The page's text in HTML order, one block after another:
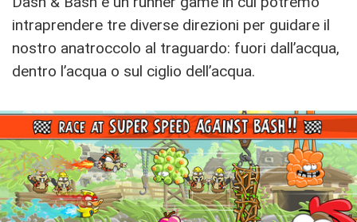
intraprendere tre diverse direzioni per guidare il
nostro anatroccolo al traguardo: fuori dall’acqua,
dentro l’acqua o sul ciglio dell’acqua.